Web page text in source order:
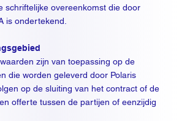
schriftelijke overeenkomst die door
is ondertekend.
zijn van toepassing op de
die worden geleverd door Polaris
op de sluiting van het contract of de
offerte tussen de partijen of eenzijdig